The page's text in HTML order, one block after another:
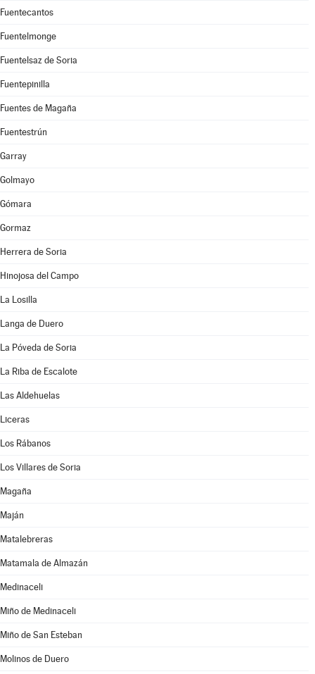
Fuentecantos
Fuentelmonge
Fuentelsaz de Soria
Fuentepinilla
Fuentes de Magaña
Fuentestrún
Garray
Golmayo
Gómara
Gormaz
Herrera de Soria
Hinojosa del Campo
La Losilla
Langa de Duero
La Póveda de Soria
La Riba de Escalote
Las Aldehuelas
Liceras
Los Rábanos
Los Villares de Soria
Magaña
Maján
Matalebreras
Matamala de Almazán
Medinaceli
Miño de Medinaceli
Miño de San Esteban
Molinos de Duero